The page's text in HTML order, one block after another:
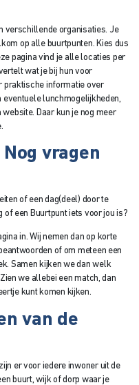
verschillende organisaties. Je
op alle buurtpunten. Kies dus
pagina vind je alle locaties per
wat je bij hun voor
praktische informatie over
lunchmogelijkheden,
Daar kun je nog meer
vragen
of een dag(deel) door te
of een Buurtpunt iets voor jou is?
in. Wij nemen dan op korte
of om meteen een
Samen kijken we dan welk
we allebei een match, dan
kunt komen kijken.
van de
er voor iedere inwoner uit de
buurt, wijk of dorp waar je